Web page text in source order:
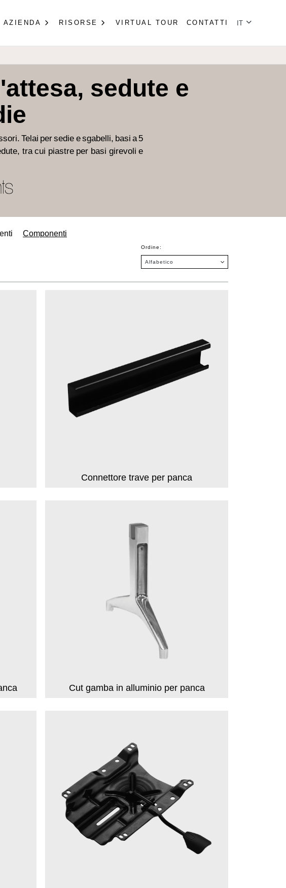
AZIENDA RISORSE VIRTUAL TOUR CONTATTI Seleziona la
IT
sedute e
Telai per sedie e sgabelli, basi a 5
tra cui piastre per basi girevoli e
Componenti
Ordine:
Connettore trave per panca
Cut gamba in alluminio per panca